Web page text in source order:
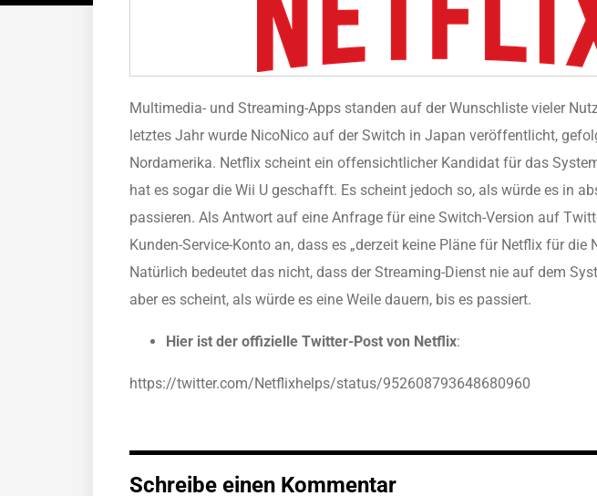
Multimedia- und Streaming-Apps standen auf der Wunschliste vieler
letztes Jahr wurde NicoNico auf der Switch in Japan veröffentlicht,
Nordamerika. Netflix scheint ein offensichtlicher Kandidat für das
hat es sogar die Wii U geschafft. Es scheint jedoch so, als würde es in
passieren. Als Antwort auf eine Anfrage für eine Switch-Version auf
Kunden-Service-Konto an, dass es „derzeit keine Pläne für Netflix für die
Natürlich bedeutet das nicht, dass der Streaming-Dienst nie auf dem
aber es scheint, als würde es eine Weile dauern, bis es passiert.
Hier ist der offizielle Twitter-Post von Netflix:
https://twitter.com/Netflixhelps/status/952608793648680960
Schreibe einen Kommentar